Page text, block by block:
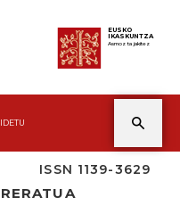
EUSKO
IKASKUNTZA
Asmoz ta jakitez
ISSN 1139-3629